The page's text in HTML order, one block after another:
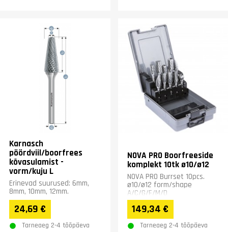
Karnasch
pöördviil/boorfrees
kõvasulamist -
vorm/kuju L
Erinevad suurused: 6mm,
8mm, 10mm, 12mm.
24,69 €
Tarneaeg 2-4 tööpäeva
NOVA PRO Boorfreeside
komplekt 10tk ø10/ø12
NOVA PRO Burrset 10pcs.
ø10/ø12 form/shape
A/C/G/F/M/D
149,34 €
Tarneaeg 2-4 tööpäeva